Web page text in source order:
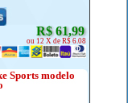
R$ 61,99
ou 12 X de R$ 6.08
Sports modelo